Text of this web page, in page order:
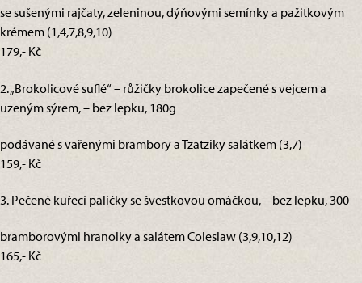
se sušenými rajčaty, zeleninou, dýňovými semínky a pažitkovým
krémem (1,4,7,8,9,10)
179,- Kč
2. „Brokolicové suflé“ – růžičky brokolice zapečené s vejcem a
uzeným sýrem, – bez lepku, 180g
podávané s vařenými brambory a Tzatziky salátkem (3,7)
159,- Kč
3. Pečené kuřecí paličky se švestkovou omáčkou, – bez lepku, 300
bramborovými hranolky a salátem Coleslaw (3,9,10,12)
165,- Kč